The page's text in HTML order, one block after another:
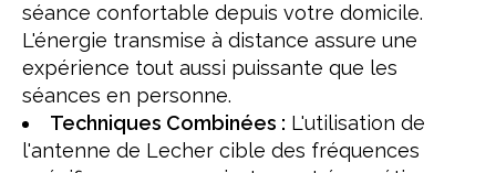
séance confortable depuis votre domicile.
L'énergie transmise à distance assure une
expérience tout aussi puissante que les
séances en personne.
Techniques Combinées : L'utilisation de
l'antenne de Lecher cible des fréquences